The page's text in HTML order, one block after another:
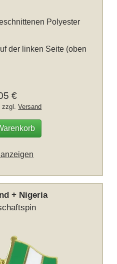
Polyester
der linken Seite (oben
€
zzgl.Versand
+ Nigeria